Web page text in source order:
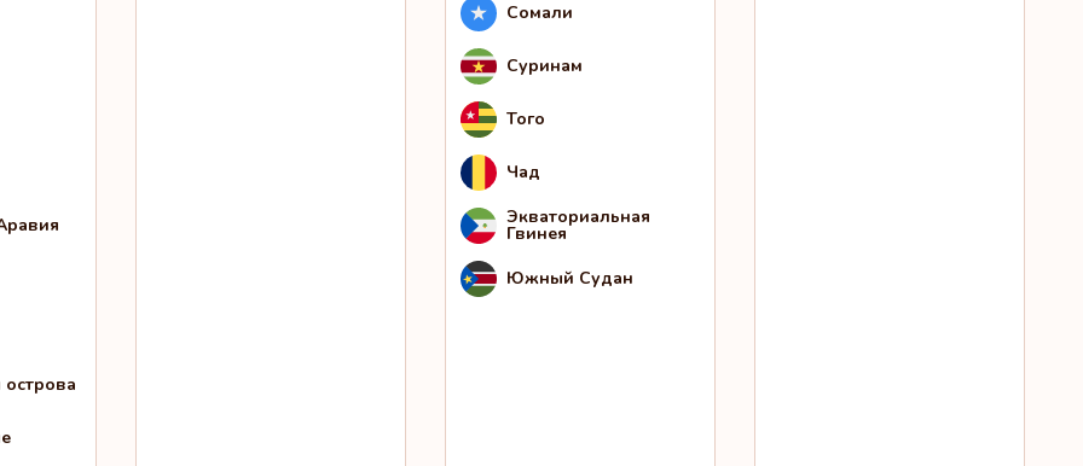
Сомали
Суринам
Того
Чад
Экваториальная
Гвинея
Южный Судан